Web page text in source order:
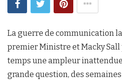
La guerre de communication
premier Ministre et Macky
temps une ampleur
grande question, des